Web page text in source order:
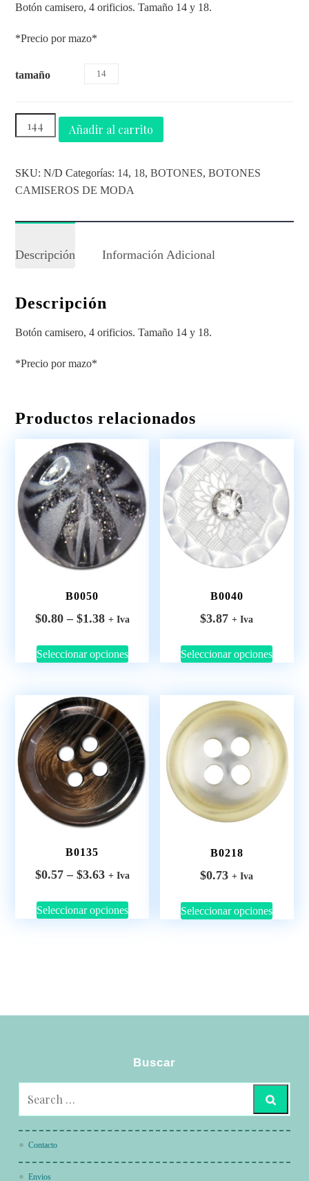
Botón camisero, 4 orificios. Tamaño 14 y 18.
*Precio por mazo*
tamaño 14
Añadir al carrito
SKU:N/D Categorías: 14, 18,BOTONES,BOTONES
CAMISEROS DE MODA
Descripción Información Adicional
Descripción
Botón camisero, 4 orificios. Tamaño 14 y 18.
*Precio por mazo*
Productos relacionados
B0050
$0.80 – $1.38 + Iva
Seleccionar opciones
B0040
$3.87 + Iva
Seleccionar opciones
B0135
$0.57 – $3.63 + Iva
Seleccionar opciones
B0218
$0.73 + Iva
Seleccionar opciones
Buscar
Contacto
Envios